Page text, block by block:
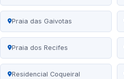
Praia das Gaivotas
Praia dos Recifes
Residencial Coqueiral